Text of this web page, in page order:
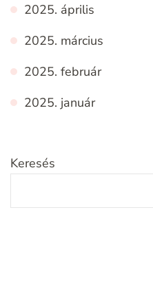
2025. április
2025. március
2025. február
2025. január
Keresés